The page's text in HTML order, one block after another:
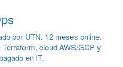
por UTN. 12 meses online.
cloud AWS/GCP y
en IT.